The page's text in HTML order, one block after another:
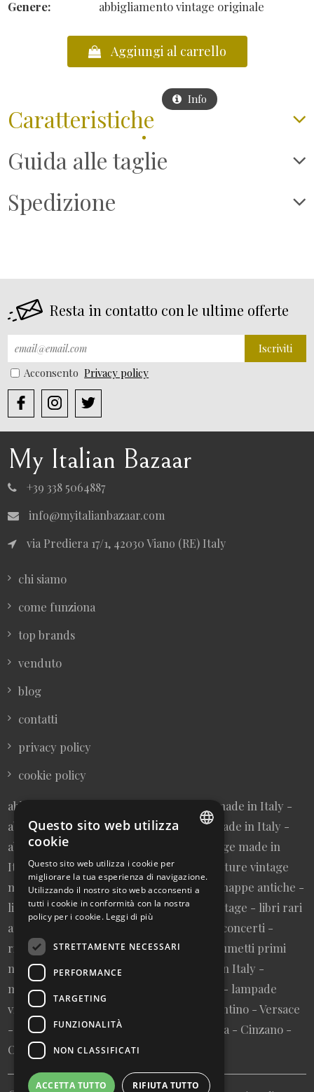
Genere:
abbigliamento vintage originale
Aggiungi al carrello
Vai al carrelloInfo
Caratteristiche
Guida alle taglie
Spedizione
Resta in contatto con le ultime offerte
Iscriviti
Acconsento Privacy policy
My Italian Bazaar
+39 338 5064887
info@myitalianbazaar.com
via Prediera 17/1, 42030 Viano (RE) Italy
chi siamo
come funziona
top brands
venduto
blog
contatti
privacy policy
cookie policy
abbigliamento donna vintage sartoriale made in Italy -
abbigliamento uomo vintage sartoriale made in Italy -
abbigliamento da collezione - borse vintage made in
Italy - cravatte vintage made in Italy - cinture vintage
made in Italy - collezionismo cartaceo - mappe antiche -
litografie e stampe antiche - cartoline vintage - libri rari
autografati fuori catalogo - memorabilia concerti -
riviste primi numeri annate complete - fumetti primi
numeri annate complete - design made in Italy -
modernariato - artigianato made in Italy - lampade
vintage - pubblicità vintage - vinile - Valentino - Versace
- Vespa - Fiat - Nutella - Campari - Gancia - Cinzano -
Olivetti - Giglio - Mulino Bianco - Barilla
ENGLISH
Questo sito web utilizza
cookie
Questo sito web utilizza i cookie per
migliorare la tua esperienza di navigazione.
Utilizzando il nostro sito web acconsenti a
tutti i cookie in conformità con la nostra
policy per i cookie. Leggi di più
STRETTAMENTE NECESSARI
PERFORMANCE
TARGETING
FUNZIONALITÀ
NON CLASSIFICATI
ACCETTA TUTTO RIFIUTA TUTTO